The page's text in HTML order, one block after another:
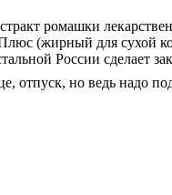
ромашки
(жирный для сухой
России сделает
отпуск, но ведь надо